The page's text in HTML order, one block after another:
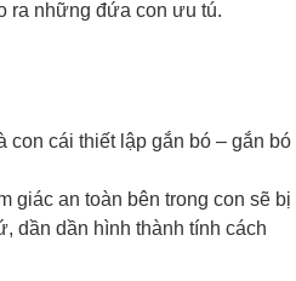
ra những đứa con ưu tú.
con cái thiết lập gắn bó – gắn bó
giác an toàn bên trong con sẽ bị
dần dần hình thành tính cách